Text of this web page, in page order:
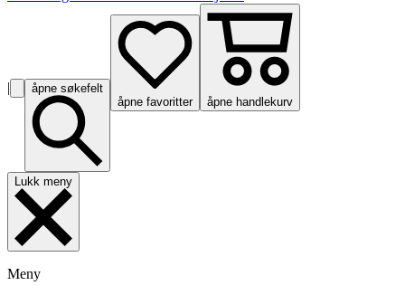
|
åpne søkefelt
åpne favoritter
åpne handlekurv
Lukk meny
Meny